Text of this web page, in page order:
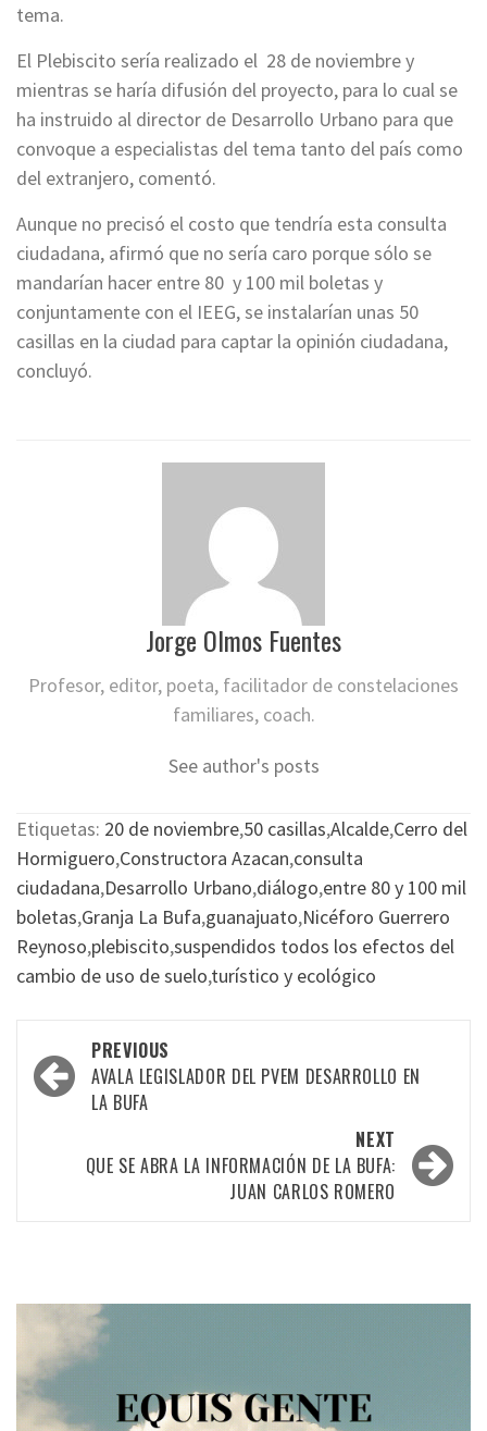
tema.
El Plebiscito sería realizado el 28 de noviembre y
mientras se haría difusión del proyecto, para lo cual se
ha instruido al director de Desarrollo Urbano para que
convoque a especialistas del tema tanto del país como
del extranjero, comentó.
Aunque no precisó el costo que tendría esta consulta
ciudadana, afirmó que no sería caro porque sólo se
mandarían hacer entre 80 y 100 mil boletas y
conjuntamente con el IEEG, se instalarían unas 50
casillas en la ciudad para captar la opinión ciudadana,
concluyó.
Jorge Olmos Fuentes
Profesor, editor, poeta, facilitador de constelaciones
familiares, coach.
See author's posts
Etiquetas: 20 de noviembre,50 casillas,Alcalde,Cerro del
Hormiguero,Constructora Azacan,consulta
ciudadana,Desarrollo Urbano,diálogo,entre 80 y 100 mil
boletas,Granja La Bufa,guanajuato,Nicéforo Guerrero
Reynoso,plebiscito,suspendidos todos los efectos del
cambio de uso de suelo,turístico y ecológico
Post
navigation
PREVIOUS
AVALA LEGISLADOR DEL PVEM DESARROLLO EN
LA BUFA
NEXT
QUE SE ABRA LA INFORMACIÓN DE LA BUFA:
JUAN CARLOS ROMERO